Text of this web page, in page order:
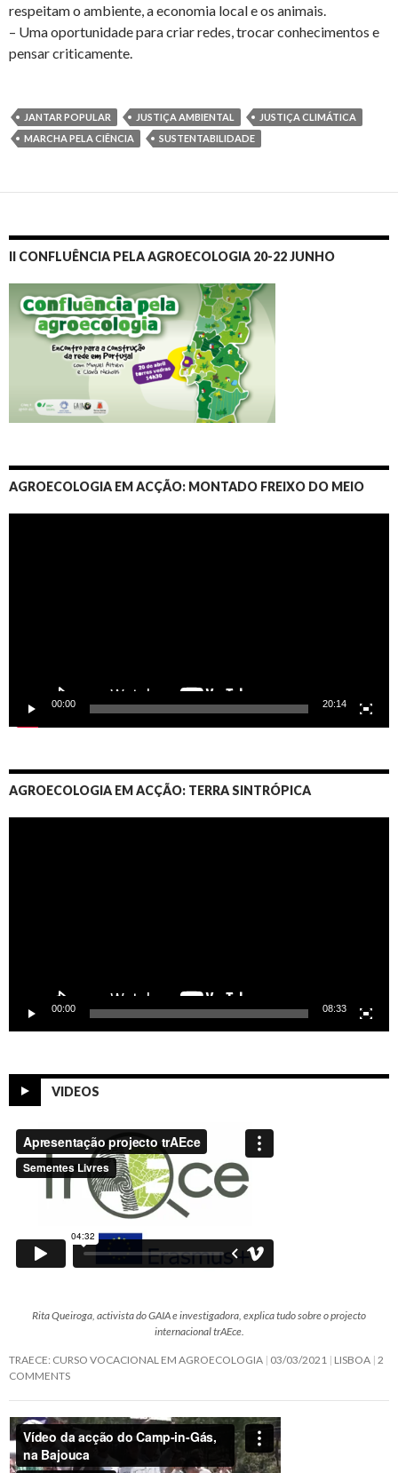
respeitam o ambiente, a economia local e os animais.
– Uma oportunidade para criar redes, trocar conhecimentos e
pensar criticamente.
JANTAR POPULAR JUSTIÇA AMBIENTAL
JUSTIÇA CLIMÁTICA
MARCHA PELA CIÊNCIA
SUSTENTABILIDADE
II CONFLUÊNCIA PELA AGROECOLOGIA 20-22 JUNHO
AGROECOLOGIA EM ACÇÃO: MONTADO FREIXO DO MEIO
00:00 20:14
AGROECOLOGIA EM ACÇÃO: TERRA SINTRÓPICA
00:00 08:33
VIDEOS
Rita Queiroga, activista do GAIA e investigadora, explica tudo sobre o projecto
internacional trAEce.
TRAECE: CURSO VOCACIONAL EM AGROECOLOGIA 03/03/2021 LISBOA 2
COMMENTS